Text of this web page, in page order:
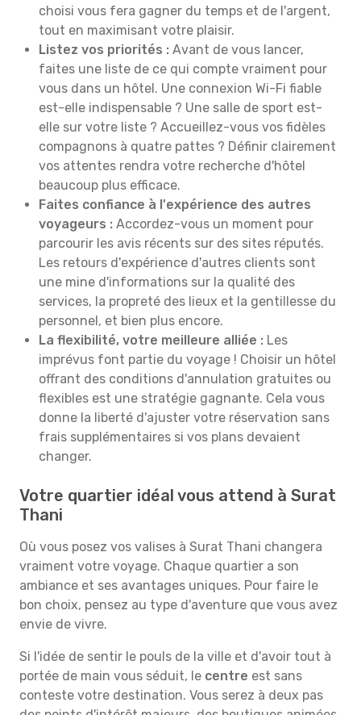
choisi vous fera gagner du temps et de l'argent,
tout en maximisant votre plaisir.
Listez vos priorités : Avant de vous lancer,
faites une liste de ce qui compte vraiment pour
vous dans un hôtel. Une connexion Wi-Fi fiable
est-elle indispensable ? Une salle de sport est-
elle sur votre liste ? Accueillez-vous vos fidèles
compagnons à quatre pattes ? Définir clairement
vos attentes rendra votre recherche d'hôtel
beaucoup plus efficace.
Faites confiance à l'expérience des autres
voyageurs : Accordez-vous un moment pour
parcourir les avis récents sur des sites réputés.
Les retours d'expérience d'autres clients sont
une mine d'informations sur la qualité des
services, la propreté des lieux et la gentillesse du
personnel, et bien plus encore.
La flexibilité, votre meilleure alliée : Les
imprévus font partie du voyage ! Choisir un hôtel
offrant des conditions d'annulation gratuites ou
flexibles est une stratégie gagnante. Cela vous
donne la liberté d'ajuster votre réservation sans
frais supplémentaires si vos plans devaient
changer.
Votre quartier idéal vous attend à Surat
Thani
Où vous posez vos valises à Surat Thani changera
vraiment votre voyage. Chaque quartier a son
ambiance et ses avantages uniques. Pour faire le
bon choix, pensez au type d'aventure que vous avez
envie de vivre.
Si l'idée de sentir le pouls de la ville et d'avoir tout à
portée de main vous séduit, le centre est sans
conteste votre destination. Vous serez à deux pas